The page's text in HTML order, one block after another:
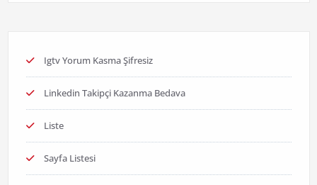
Igtv Yorum Kasma Şifresiz
Linkedin Takipçi Kazanma Bedava
Liste
Sayfa Listesi